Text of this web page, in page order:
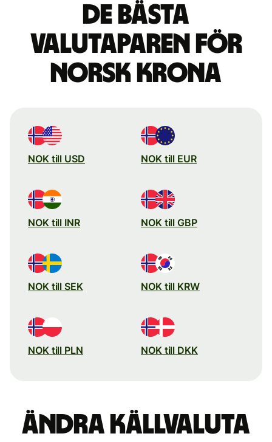
De bästa
valutaparen för
norsk krona
NOK till USD NOK till EUR
NOK till INR NOK till GBP
NOK till SEK NOK till KRW
NOK till PLN NOK till DKK
Ändra källvaluta